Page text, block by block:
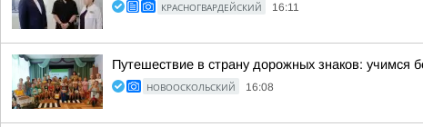
КРАСНОГВАРДЕЙСКИЙ 16:11
Путешествие в страну дорожных знаков: учимся
НОВООСКОЛЬСКИЙ 16:08